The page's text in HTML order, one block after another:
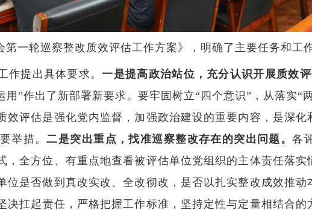
一轮巡察整改质效评估工作方案》，明确了主要任务和工作
作提出具体要求。一是提高政治站位，充分认识开展质效
”作出了新部署新要求。要牢固树立“四个意识”，从落实“
效评估是强化党内监督，加强政治建设的重要内容，是深
举措。二是突出重点，找准巡察整改存在的突出问题。各
，全方位、有重点地查看被评估单位党组织的主体责任落
是否做到真改实改、全改彻改，是否以扎实整改成效推动
决扛起责任，严格把握工作标准，坚持定性与定量相结合